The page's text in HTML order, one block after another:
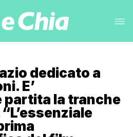
dedicato a
E’
la tranche